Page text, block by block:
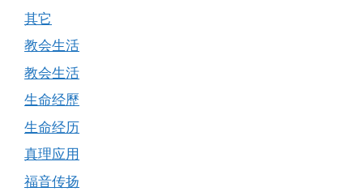
其它
教会生活
教会生活
生命经歷
生命经历
真理应用
福音传扬